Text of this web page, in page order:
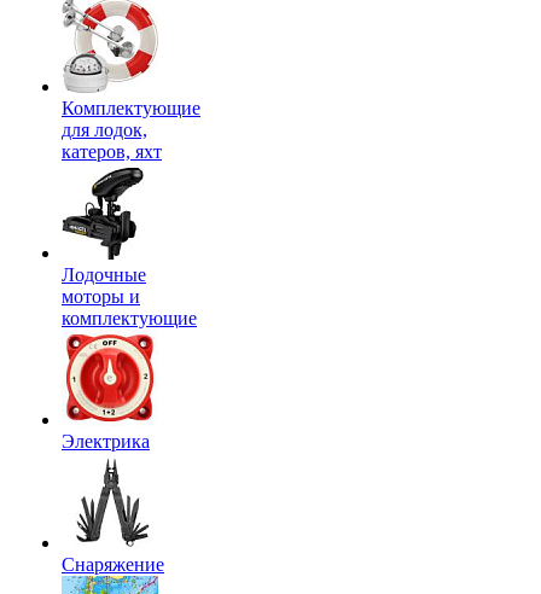
Комплектующие
для лодок,
катеров, яхт
Лодочные
моторы и
комплектующие
Электрика
Снаряжение